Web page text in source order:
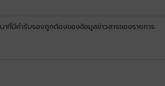
าที่มีคำรับรองถูกต้องของข้อมูลข่าวสารของราชการ